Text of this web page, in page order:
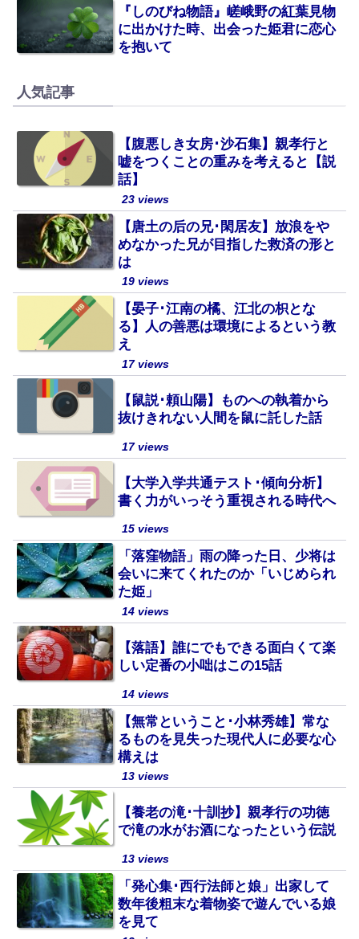
『しのびね物語』嵯峨野の紅葉見物
に出かけた時、出会った姫君に恋心
を抱いて
人気記事
【腹悪しき女房･沙石集】親孝行と
嘘をつくことの重みを考えると【説
話】
23 views
【唐土の后の兄･閑居友】放浪をや
めなかった兄が目指した救済の形と
は
19 views
【晏子･江南の橘、江北の枳とな
る】人の善悪は環境によるという教
え
17 views
【鼠説･頼山陽】ものへの執着から
抜けきれない人間を鼠に託した話
17 views
【大学入学共通テスト･傾向分析】
書く力がいっそう重視される時代へ
15 views
「落窪物語」雨の降った日、少将は
会いに来てくれたのか「いじめられ
た姫」
14 views
【落語】誰にでもできる面白くて楽
しい定番の小咄はこの15話
14 views
【無常ということ･小林秀雄】常な
るものを見失った現代人に必要な心
構えは
13 views
【養老の滝･十訓抄】親孝行の功徳
で滝の水がお酒になったという伝説
13 views
「発心集･西行法師と娘」出家して
数年後粗末な着物姿で遊んでいる娘
を見て